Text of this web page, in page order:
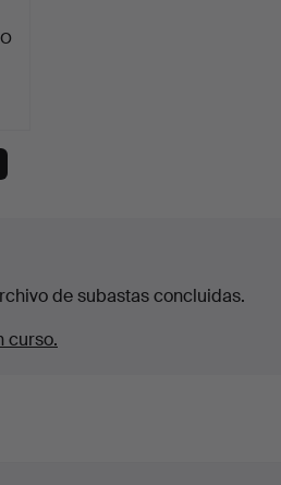
de subastas concluidas.
curso.